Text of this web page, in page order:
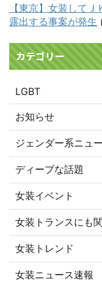
【東京】女装して
露出する事案が発生
カテゴリー
LGBT
お知らせ
ジェンダー系ニュ
ディープな話題
女装イベント
女装トランスにも
女装トレンド
女装ニュース速報